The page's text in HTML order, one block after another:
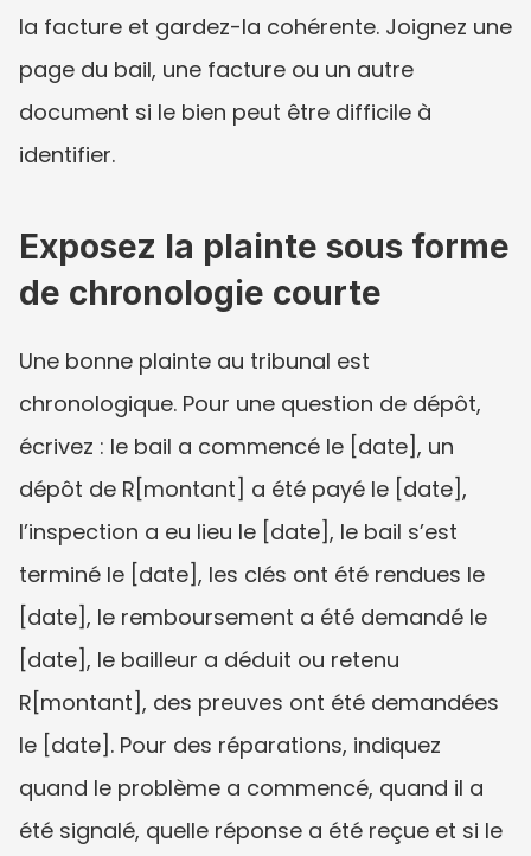
la facture et gardez-la cohérente. Joignez une
page du bail, une facture ou un autre
document si le bien peut être difficile à
identifier.
Exposez la plainte sous forme
de chronologie courte
Une bonne plainte au tribunal est
chronologique. Pour une question de dépôt,
écrivez : le bail a commencé le [date], un
dépôt de R[montant] a été payé le [date],
l’inspection a eu lieu le [date], le bail s’est
terminé le [date], les clés ont été rendues le
[date], le remboursement a été demandé le
[date], le bailleur a déduit ou retenu
R[montant], des preuves ont été demandées
le [date]. Pour des réparations, indiquez
quand le problème a commencé, quand il a
été signalé, quelle réponse a été reçue et si le